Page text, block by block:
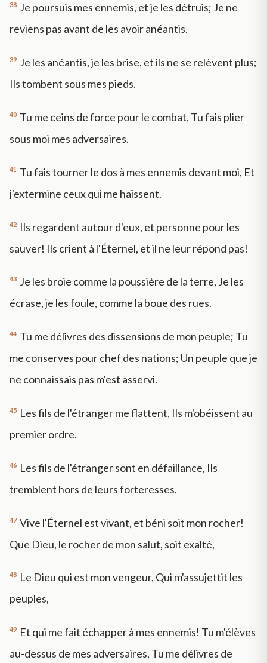
38 Je poursuis mes ennemis, et je les détruis; Je ne
reviens pas avant de les avoir anéantis.
39 Je les anéantis, je les brise, et ils ne se relèvent plus;
Ils tombent sous mes pieds.
40 Tu me ceins de force pour le combat, Tu fais plier
sous moi mes adversaires.
41 Tu fais tourner le dos à mes ennemis devant moi, Et
j'extermine ceux qui me haïssent.
42 Ils regardent autour d'eux, et personne pour les
sauver! Ils crient à l'Éternel, et il ne leur répond pas!
43 Je les broie comme la poussière de la terre, Je les
écrase, je les foule, comme la boue des rues.
44 Tu me délivres des dissensions de mon peuple; Tu
me conserves pour chef des nations; Un peuple que je
ne connaissais pas m'est asservi.
45 Les fils de l'étranger me flattent, Ils m'obéissent au
premier ordre.
46 Les fils de l'étranger sont en défaillance, Ils
tremblent hors de leurs forteresses.
47 Vive l'Éternel est vivant, et béni soit mon rocher!
Que Dieu, le rocher de mon salut, soit exalté,
48 Le Dieu qui est mon vengeur, Qui m'assujettit les
peuples,
49 Et qui me fait échapper à mes ennemis! Tu m'élèves
au-dessus de mes adversaires, Tu me délivres de